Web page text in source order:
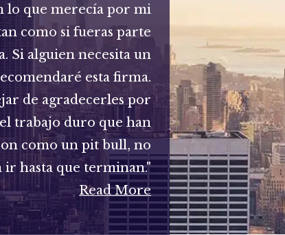
lo que merecía por mi
como si fueras parte
Si alguien necesita un
esta firma.
de agradecerles por
trabajo duro que han
como un pit bull, no
ir hasta que terminan."
Read More